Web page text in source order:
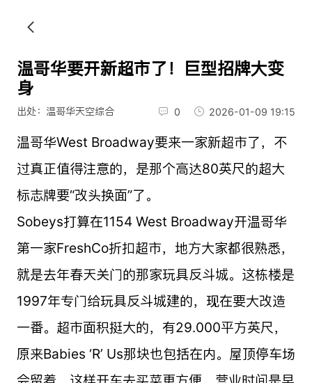
温哥华要开新超市了！巨型招牌大变
身
出处：温哥华天空综合 0 2026-01-09 19:15
温哥华West Broadway要来一家新超市了，不
过真正值得注意的，是那个高达80英尺的超大
标志牌要“改头换面”了。
Sobeys打算在1154 West Broadway开温哥华
第一家FreshCo折扣超市，地方大家都很熟悉，
就是去年春天关门的那家玩具反斗城。这栋楼是
1997年专门给玩具反斗城建的，现在要大改造
一番。超市面积挺大的，有29.000平方英尺，
原来Babies ‘R’ Us那块也包括在内。屋顶停车场